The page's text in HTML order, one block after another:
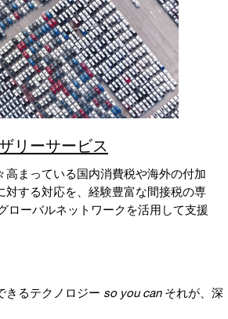
リーサービス
高まっている国内消費税や海外の付加
対する対応を、経験豊富な間接税の専
ローバルネットワークを活用して支援
きるテクノロジー so you can それが、深